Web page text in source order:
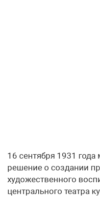
16 сентября 1931
решение о создании
художественного
центрального театра